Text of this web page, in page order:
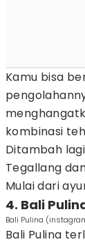
Kamu bisa
kombinasi
Ditambah
Tegallang
Mulai dari
4. Bali
Bali Pulina
Bali Pulina